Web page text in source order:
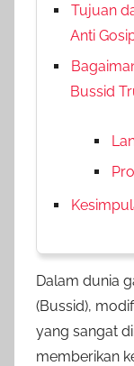
Tujuan
Anti
Bussid
Dalam dunia
(Bussid),
yang sangat
memberikan